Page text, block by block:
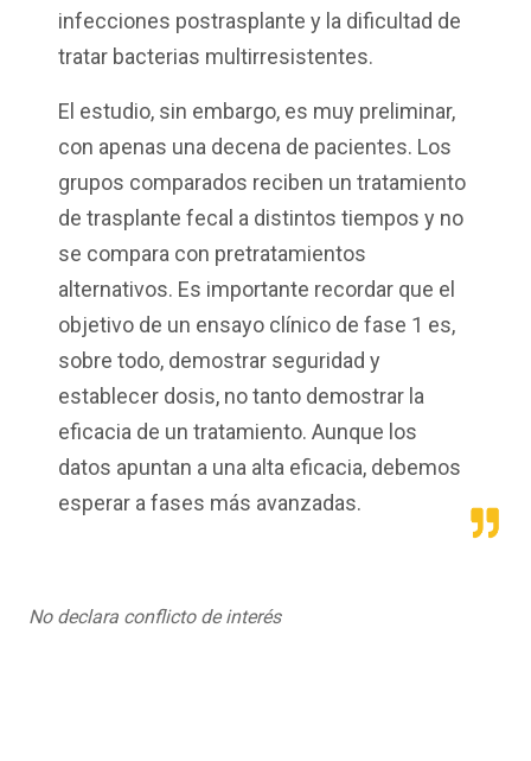
infecciones postrasplante y la dificultad de
tratar bacterias multirresistentes.
El estudio, sin embargo, es muy preliminar,
con apenas una decena de pacientes. Los
grupos comparados reciben un tratamiento
de trasplante fecal a distintos tiempos y no
se compara con pretratamientos
alternativos. Es importante recordar que el
objetivo de un ensayo clínico de fase 1 es,
sobre todo, demostrar seguridad y
establecer dosis, no tanto demostrar la
eficacia de un tratamiento. Aunque los
datos apuntan a una alta eficacia, debemos
esperar a fases más avanzadas.
No declara conflicto de interés